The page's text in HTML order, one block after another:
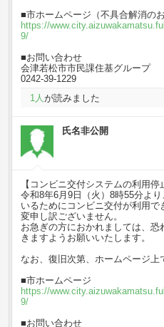
■市ホームページ（不具合解消のお
https://
9/
■お問い合わせ
会津若松市市民課住基グループ
0242-39-1229
1人が読みました
氏名非公開
【コンビニ交付システムの利用停
令和8年6月9日（火）8時55分よ
いるためにコンビニ交付が利用
変申し訳ございません。
お急ぎの方におかれましては、
きますようお願いいたします。
なお、復旧次第、ホームページ上
■市ホームページ
https://
9/
■お問い合わせ